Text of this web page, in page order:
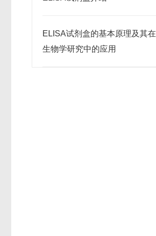
ELISA试剂盒的基本原理及其在
生物学研究中的应用